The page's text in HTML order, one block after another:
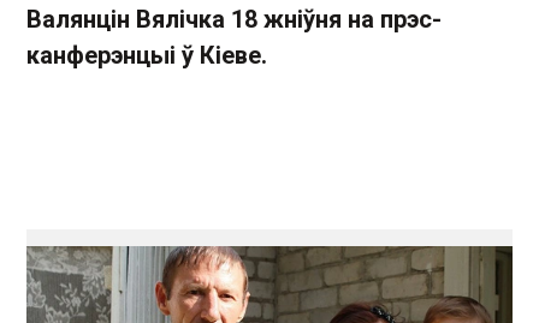
Валянцін Вялічка 18 жніўня на прэс-
канферэнцыі ў Кіеве.